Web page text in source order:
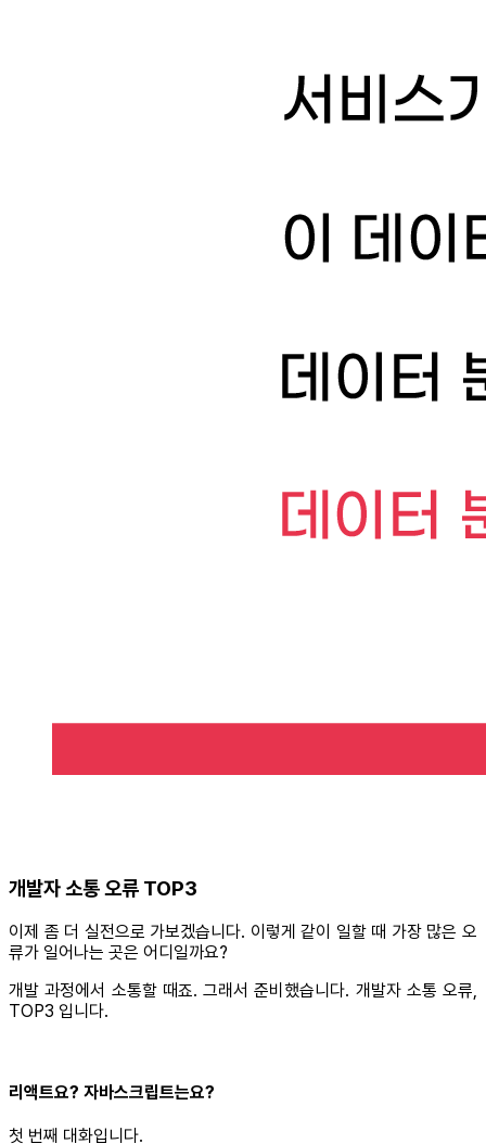
개발자 소통 오류 TOP3
이제 좀 더 실전으로 가보겠습니다. 이렇게 같이 일할 때 가장 많은 오
류가 일어나는 곳은 어디일까요?
개발 과정에서 소통할 때죠. 그래서 준비했습니다. 개발자 소통 오류,
TOP3 입니다.
리액트요? 자바스크립트는요?
첫 번째 대화입니다.